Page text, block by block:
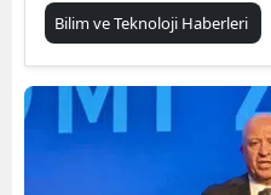
Bilim ve Teknoloji Haberleri